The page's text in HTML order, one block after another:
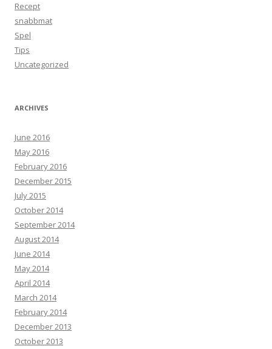
Recept
snabbmat
Spel
Tips
Uncategorized
ARCHIVES
June 2016
May 2016
February 2016
December 2015
July 2015
October 2014
September 2014
August 2014
June 2014
May 2014
April 2014
March 2014
February 2014
December 2013
October 2013